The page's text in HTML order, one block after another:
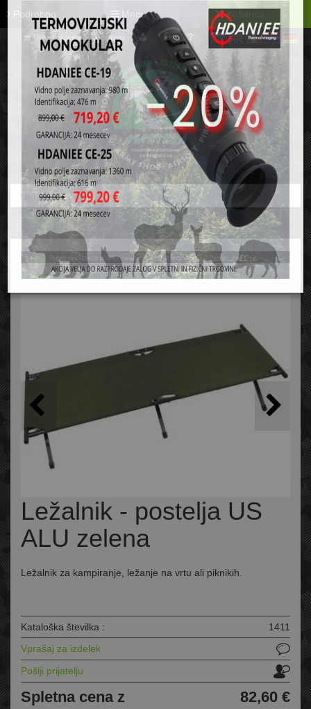
Podrobno Menu Košarica
sl en it de
Vaša košarica je še prazna
Domov Kamp oprema Šotori, spalne vreče in mreže
Ležalnik - postelja US
ALU zelena
Ležalnik za kampiranje, ležanje na vrtu ali piknikih.
Kataloška številka :
1411
Vprašaj za izdelek
Pošlji prijatelju
Spletna cena z
82,60 €